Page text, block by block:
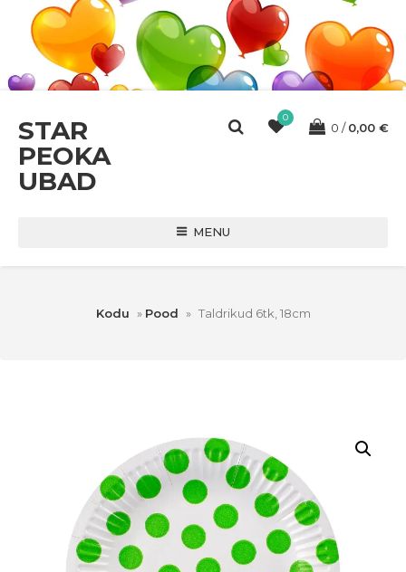
STAR
PEOKA
UBAD
0
0 0,00 €
MENU
Kodu » Pood » Taldrikud 6tk, 18cm